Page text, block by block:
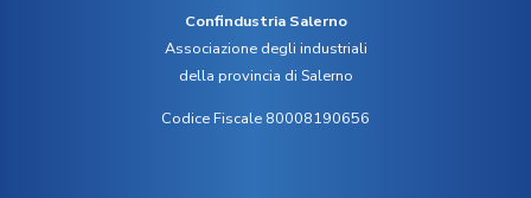
Confindustria Salerno
Associazione degli industriali
della provincia di Salerno
Codice Fiscale 80008190656